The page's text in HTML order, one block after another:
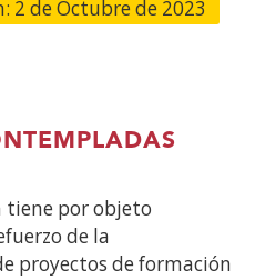
2 de Octubre de 2023
tiene por objeto
de la
proyectos de formación